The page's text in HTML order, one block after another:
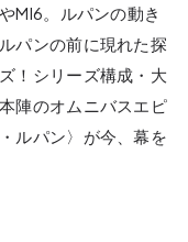
MI6。ルパンの動き
パンの前に現れた探
！シリーズ構成・大
陣のオムニバスエピ
ルパン〉が今、幕を